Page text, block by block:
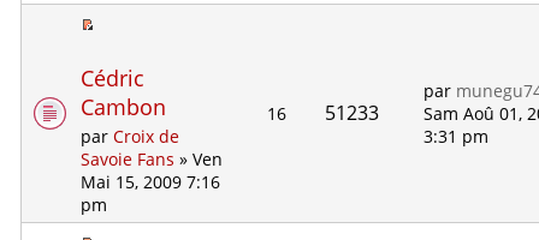
Cédric
Cambon
parCroix de
Savoie Fans » Ven
Mai 15, 2009 7:16
pm
16 51233
par
Sam Aoû 01,
3:31 pm